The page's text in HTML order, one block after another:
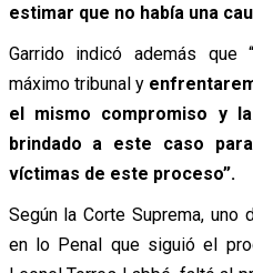
estimar que no había una
Garrido indicó además que
máximo tribunal y
el mismo compromiso y
brindado a este caso
víctimas de este proceso”.
Según la Corte Suprema, uno
en lo Penal que siguió el